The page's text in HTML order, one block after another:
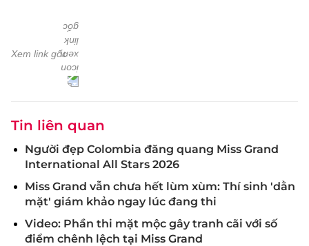
Xem link gốc
Tin liên quan
Người đẹp Colombia đăng quang Miss Grand
International All Stars 2026
Miss Grand vẫn chưa hết lùm xùm: Thí sinh 'dằn
mặt' giám khảo ngay lúc đang thi
Video: Phần thi mặt mộc gây tranh cãi với số
điểm chênh lệch tại Miss Grand